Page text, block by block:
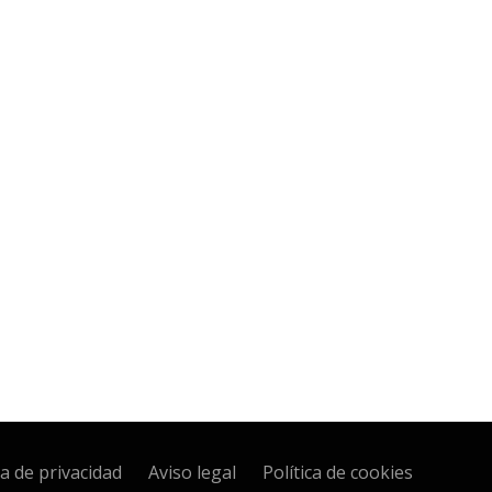
de privacidad Aviso legal Política de cookies